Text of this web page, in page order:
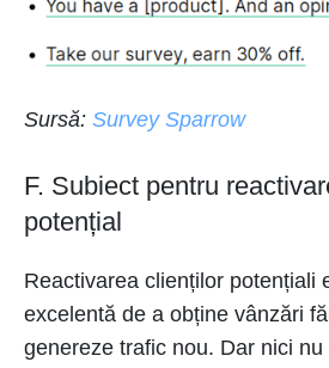
Sursă: Survey Sparrow
F. Subiect pentru
potențial
Reactivarea clienților potențiali
excelentă de a obține vânzări
genereze trafic nou. Dar nici